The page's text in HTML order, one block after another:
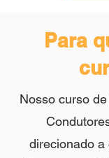
Para
Nosso curso
direcionado a